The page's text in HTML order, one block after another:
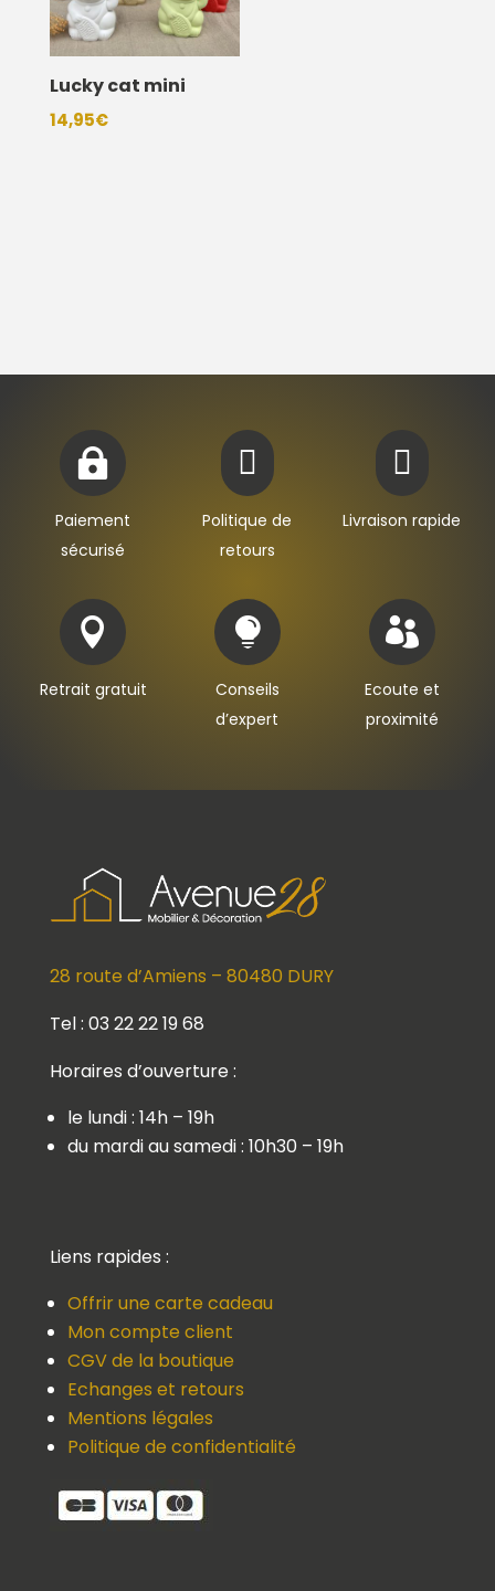
Lucky cat mini
14,95€

Paiement
sécurisé

Politique de
retours

Livraison rapide

Retrait gratuit

Conseils
d’expert

Ecoute et
proximité
28 route d’Amiens – 80480 DURY
Tel : 03 22 22 19 68
Horaires d’ouverture :
le lundi : 14h – 19h
du mardi au samedi : 10h30 – 19h
Liens rapides :
Offrir une carte cadeau
Mon compte client
CGV de la boutique
Echanges et retours
Mentions légales
Politique de confidentialité